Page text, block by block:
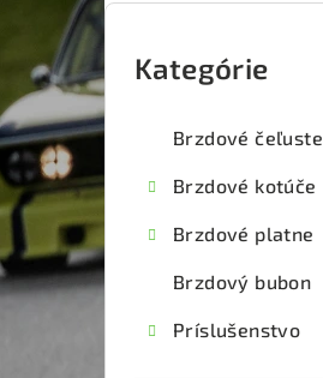
B
o
č
ý
p
a
Preskočiť
kategórie
Kategórie
Brzdové čeľuste
Brzdové kotúče
Brzdové platne
Brzdový bubon
Príslušenstvo